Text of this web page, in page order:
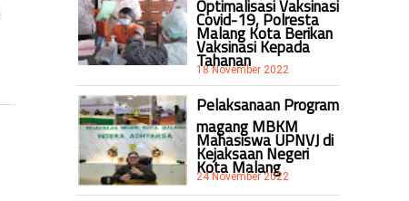
Covid-19, Polresta
Malang Kota Berikan
Vaksinasi Kepada
Tahanan
18 November 2022
Pelaksanaan Program
magang MBKM
Mahasiswa UPNVJ di
Kejaksaan Negeri
Kota Malang
24 November 2022